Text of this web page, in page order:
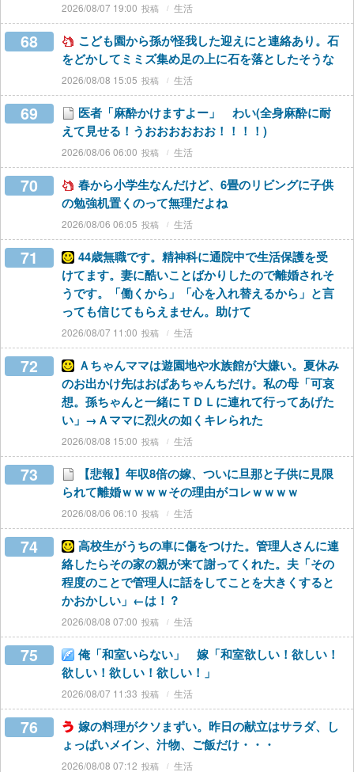
2026/08/07 19:00 生活
68
こども園から孫が怪我した迎えにと連絡あり。石
をどかしてミミズ集め足の上に石を落としたそうな
2026/08/08 15:05 生活
69
医者「麻酔かけますよー」 わい(全身麻酔に耐
えて見せる！うおおおおおお！！！！)
2026/08/06 06:00 生活
70
春から小学生なんだけど、6畳のリビングに子供
の勉強机置くのって無理だよね
2026/08/06 06:05 生活
71
44歳無職です。精神科に通院中で生活保護を受
けてます。妻に酷いことばかりしたので離婚されそ
うです。「働くから」「心を入れ替えるから」と言
っても信じてもらえません。助けて
2026/08/07 11:00 生活
72
Ａちゃんママは遊園地や水族館が大嫌い。夏休み
のお出かけ先はおばあちゃんちだけ。私の母「可哀
想。孫ちゃんと一緒にＴＤＬに連れて行ってあげた
い」→Ａママに烈火の如くキレられた
2026/08/08 15:00 生活
73
【悲報】年収8倍の嫁、ついに旦那と子供に見限
られて離婚ｗｗｗｗその理由がコレｗｗｗｗ
2026/08/06 06:10 生活
74
高校生がうちの車に傷をつけた。管理人さんに連
絡したらその家の親が来て謝ってくれた。夫「その
程度のことで管理人に話をしてことを大きくすると
かおかしい」←は！？
2026/08/08 07:00 生活
75
俺「和室いらない」 嫁「和室欲しい！欲しい！
欲しい！欲しい！欲しい！」
2026/08/07 11:33 生活
76
嫁の料理がクソまずい。昨日の献立はサラダ、し
ょっぱいメイン、汁物、ご飯だけ・・・
2026/08/08 07:12 生活